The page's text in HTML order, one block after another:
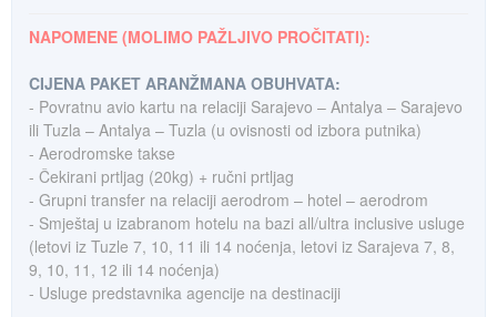
NAPOMENE (MOLIMO PAŽLJIVO PROČITATI):
CIJENA PAKET ARANŽMANA OBUHVATA:
- Povratnu avio kartu na relaciji Sarajevo – Antalya – Sarajevo
ili Tuzla – Antalya – Tuzla (u ovisnosti od izbora putnika)
- Aerodromske takse
- Čekirani prtljag (20kg) + ručni prtljag
- Grupni transfer na relaciji aerodrom – hotel – aerodrom
- Smještaj u izabranom hotelu na bazi all/ultra inclusive usluge
(letovi iz Tuzle 7, 10, 11 ili 14 noćenja, letovi iz Sarajeva 7, 8,
9, 10, 11, 12 ili 14 noćenja)
- Usluge predstavnika agencije na destinaciji